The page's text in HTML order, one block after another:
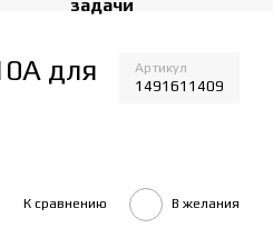
для
Артикул
1491611409
К сравнению В желания